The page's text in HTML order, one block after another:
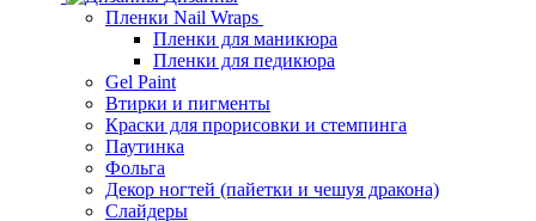
Пленки Nail Wraps
Пленки для маникюра
Пленки для педикюра
Gel Paint
Втирки и пигменты
Краски для прорисовки и стемпинга
Паутинка
Фольга
Декор ногтей (пайетки и чешуя дракона)
Слайдеры